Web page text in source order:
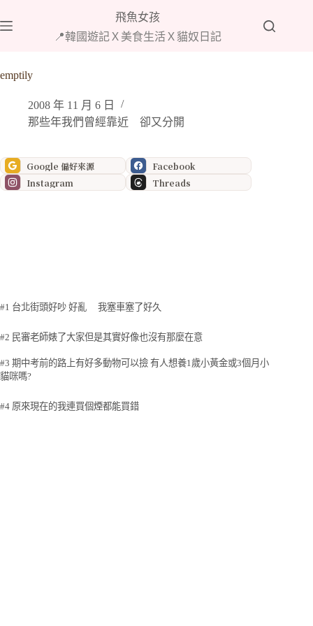
至
內
飛魚女孩
📍韓國遊記Ｘ美食生活Ｘ貓奴日記
emptily
2008 年 11 月 6 日
那些年我們曾經靠近 卻又分開
Google 偏好來源
Facebook
Instagram
Threads
#1 台北街頭好吵 好亂 我塞車塞了好久
#2 民審老師婊了大家但是其實好像也沒有那麼在意
#3 期中考前的路上有好多動物可以撿 有人想養1歲小黃金或3個月小
貓咪嗎?
#4 原來現在的我連買個煙都能買錯